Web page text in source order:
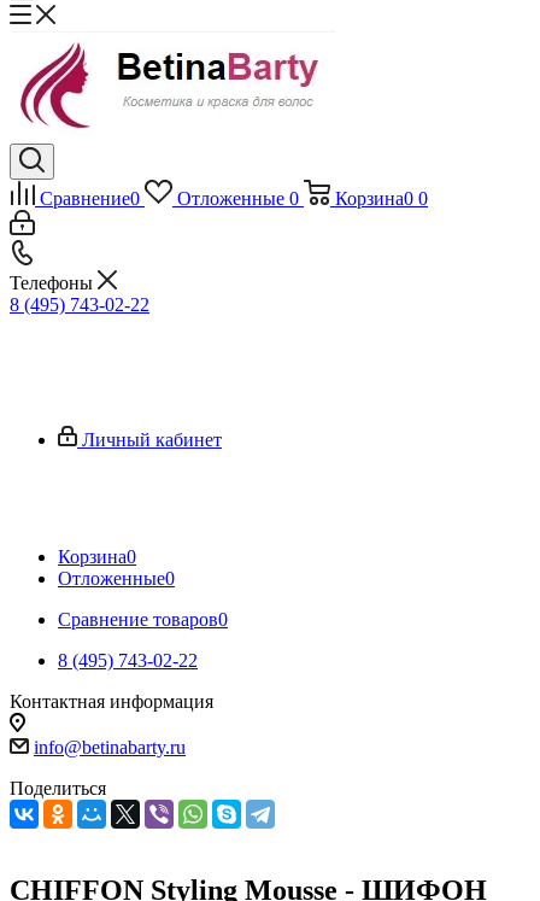
Сравнение0 Отложенные 0 Корзина0 0
Телефоны
8 (495) 743-02-22
Личный кабинет
Корзина0
Отложенные0
Сравнение товаров0
8 (495) 743-02-22
Контактная информация
info@betinabarty.ru
Поделиться
CHIFFON Styling Mousse - ШИФОН